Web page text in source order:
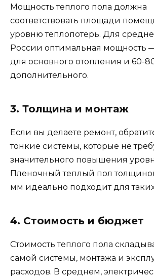
Мощность теплого пола должна
соответствовать площади
уровню теплопотерь. Для
России оптимальная мощность
для основного отопления и 60-
дополнительного.
3. Толщина и монтаж
Если вы делаете ремонт,
тонкие системы, которые не
значительного повышения
Пленочный теплый пол
мм идеально подходит для
4. Стоимость и бюджет
Стоимость теплого пола
самой системы, монтажа и
расходов. В среднем,